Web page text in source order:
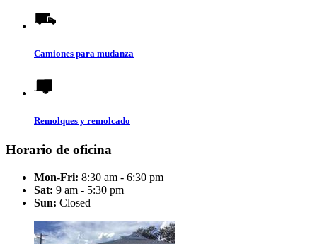
Camiones para mudanza
Remolques y remolcado
Horario de oficina
Mon-Fri: 8:30 am - 6:30 pm
Sat: 9 am - 5:30 pm
Sun: Closed